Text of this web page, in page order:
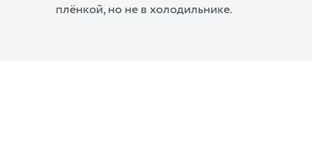
плёнкой, но не в холодильнике.